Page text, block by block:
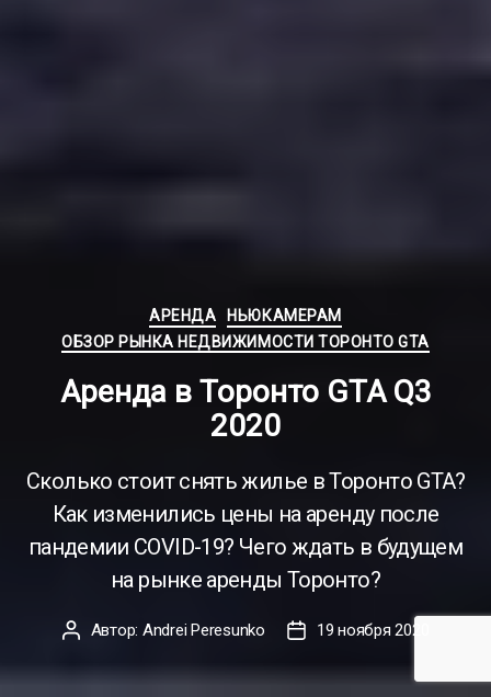
Рубрики
АРЕНДА
НЬЮКАМЕРАМ
ОБЗОР РЫНКА НЕДВИЖИМОСТИ ТОРОНТО GTA
Аренда в Торонто GTA Q3
2020
Сколько стоит снять жилье в Торонто GTA?
Как изменились цены на аренду после
пандемии COVID-19? Чего ждать в будущем
на рынке аренды Торонто?
АвторАвтор: Andrei Peresunko
Дата19 ноября 2020